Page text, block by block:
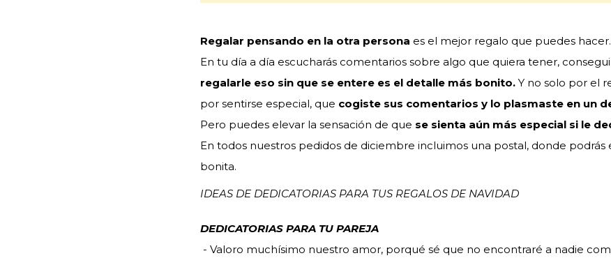
Regalar pensando en la otra persona es el mejor regalo que puedes hacer.
En tu día a día escucharás comentarios sobre algo que quiera tener,
regalarle eso sin que se entere es el detalle más bonito. Y no solo por el
por sentirse especial, que cogiste sus comentarios y lo plasmaste en un
Pero puedes elevar la sensación de que se sienta aún más especial si le
En todos nuestros pedidos de diciembre incluimos una postal, donde podrás
bonita.
IDEAS DE DEDICATORIAS PARA TUS REGALOS DE NAVIDAD
DEDICATORIAS PARA TU PAREJA
- Valoro muchísimo nuestro amor, porqué sé que no encontraré a nadie